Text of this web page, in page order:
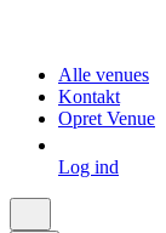
Alle venues
Kontakt
Opret Venue
Log ind